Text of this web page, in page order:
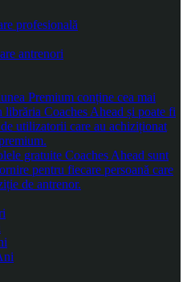
profesională
antrenori
Premium conține cea mai
librăria Coaches Ahead și poate fi
de utilizatorii care au achiziționat
gratuite Coaches Ahead sunt
pentru fiecare persoană care
de antrenor.